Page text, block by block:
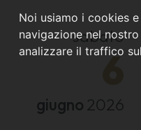
Noi usiamo i cookies
navigazione nel
analizzare il traffico
sabato
6
giugno 2026